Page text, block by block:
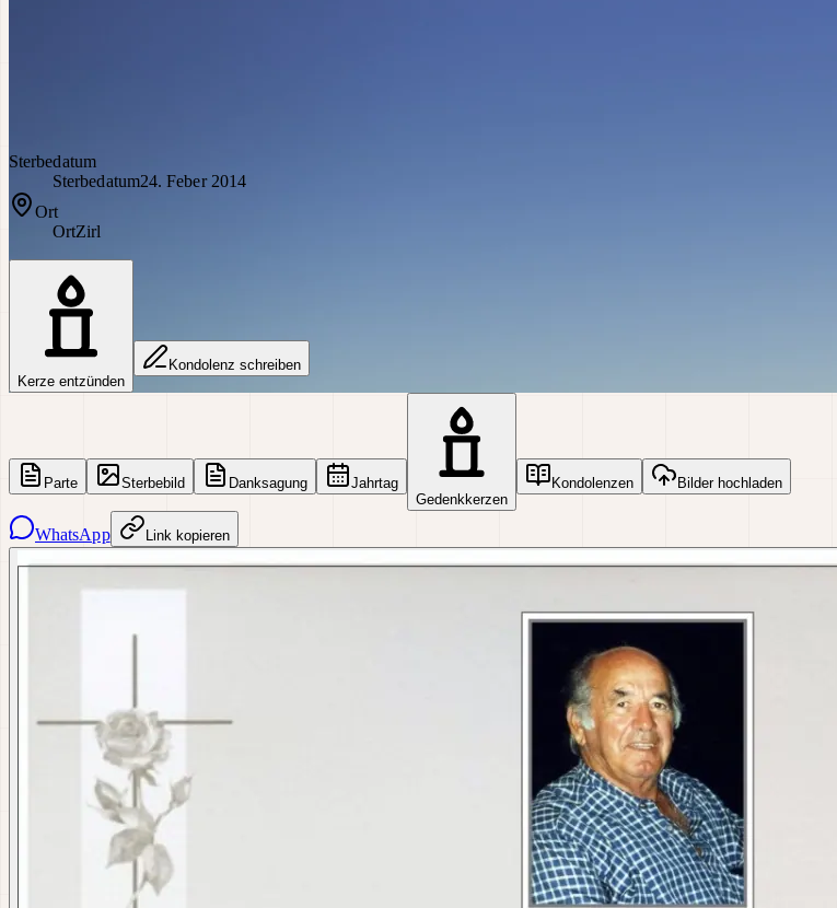
Sterbedatum
Sterbedatum24. Feber 2014
Ort
OrtZirl
Kerze entzünden
Kondolenz schreiben
Parte Sterbebild Danksagung
Jahrtag
Gedenkkerzen
Kondolenzen Bilder hochladen
WhatsApp Link kopieren